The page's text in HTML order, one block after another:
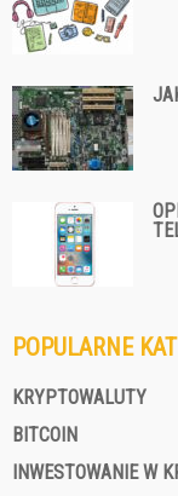
POPULARNE
KRYPTOWALUTY
BITCOIN
INWESTOWANIE W